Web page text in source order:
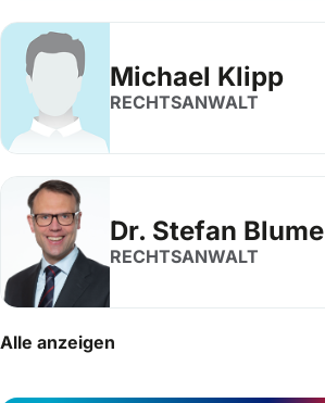
Michael Klipp
RECHTSANWALT
Dr. Stefan Blume
RECHTSANWALT
Alle anzeigen